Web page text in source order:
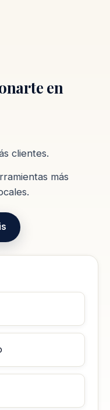
en
clientes.
más